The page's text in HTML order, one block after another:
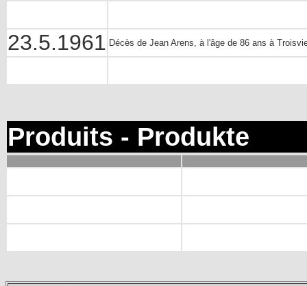
23.5.1961 Décès de Jean Arens, à l'âge de 86 ans à
Produits - Produkte